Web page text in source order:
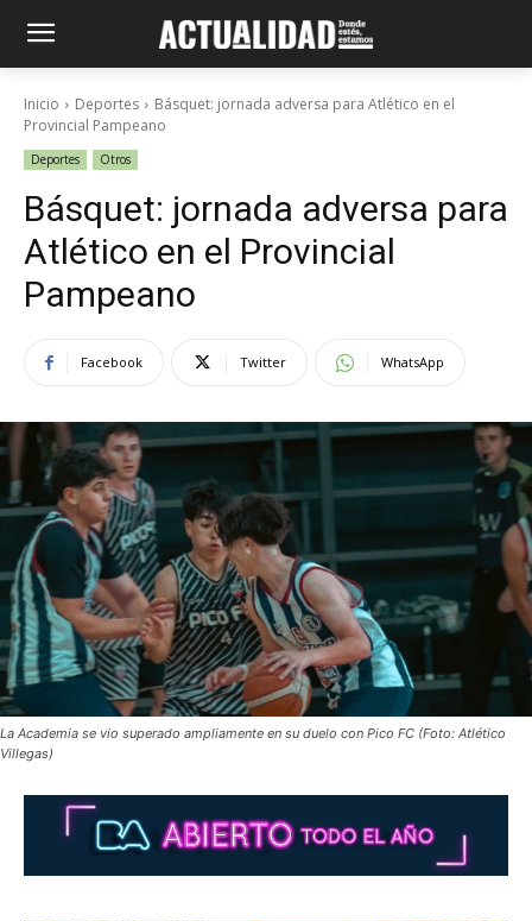
Inicio Deportes
Básquet: jornada adversa para Atlético en el
Provincial Pampeano
Deportes Otros
Básquet: jornada adversa para
Atlético en el Provincial
Pampeano
Facebook Twitter WhatsApp
La Academia se vio superado ampliamente en su duelo con Pico FC (Foto: Atlético
Villegas)